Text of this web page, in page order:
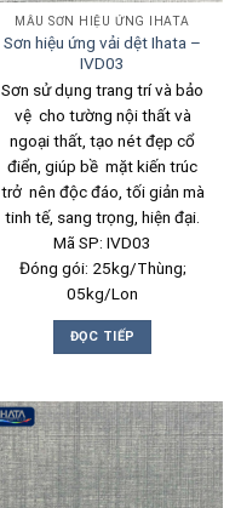
MẪU SƠN HIỆU ỨNG IHATA
Sơn hiệu ứng vải dệt Ihata –
IVD03
Sơn sử dụng trang trí và bảo
vệ cho tường nội thất và
ngoại thất, tạo nét đẹp cổ
điển, giúp bề mặt kiến trúc
trở nên độc đáo, tối giản mà
tinh tế, sang trọng, hiện đại.
Mã SP: IVD03
Đóng gói: 25kg/Thùng;
05kg/Lon
ĐỌC TIẾP